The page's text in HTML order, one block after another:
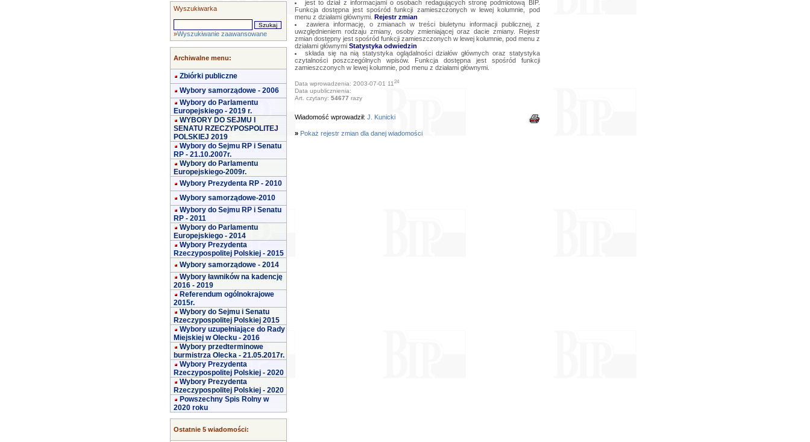
Wyszukiwarka
»Wyszukiwanie zaawansowane
Archiwalne menu:
Zbiórki publiczne
Wybory samorządowe - 2006
Wybory do Parlamentu
Europejskiego - 2019 r.
WYBORY DO SEJMU I
SENATU RZECZYPOSPOLITEJ
POLSKIEJ 2019
Wybory do Sejmu RP i Senatu
RP - 21.10.2007r.
Wybory do Parlamentu
Europejskiego-2009r.
Wybory Prezydenta RP - 2010
Wybory samorządowe-2010
Wybory do Sejmu RP i Senatu
RP - 2011
Wybory do Parlamentu
Europejskiego - 2014
Wybory Prezydenta
Rzeczypospolitej Polskiej - 2015
Wybory samorządowe - 2014
Wybory ławników na kadencję
2016 - 2019
Referendum ogólnokrajowe
2015r.
Wybory do Sejmu i Senatu
Rzeczypospolitej Polskiej 2015
Wybory uzupełniające do Rady
Miejskiej w Olecku - 2016
Wybory przedterminowe
burmistrza Olecka - 21.05.2017r.
Wybory Prezydenta
Rzeczypospolitej Polskiej - 2020
Wybory Prezydenta
Rzeczypospolitej Polskiej - 2020
Powszechny Spis Rolny w
2020 roku
Ostatnie 5 wiadomości:
jest to dział z informacjami o osobach redagujących stronę podmiotową BIP.
Funkcja dostępna jest spośród funkcji zamieszczonych w lewej kolumnie, pod
menu z działami głównymi. Rejestr zmian
zawiera informację, o zmianach w treści biuletynu informacji publicznej, z
uwzględnieniem rodzaju zmiany, osoby zmieniającej oraz dacie zmiany. Rejestr
zmian dostępny jest spośród funkcji zamieszczonych w lewej kolumnie, pod menu z
działami głównymi Statystyka odwiedzin
składa się na nią statystyka oglądalności działów głównych oraz statystyka
czytalności poszczególnych wpisów. Funkcja dostępna jest spośród funkcji
zamieszczonych w lewej kolumnie, pod menu z działami głównymi.
Data wprowadzenia: 2003-07-01 1124
Data upublicznienia:
Art. czytany: 54677 razy
Wiadomość wprowadził: J. Kunicki
» Pokaż rejestr zmian dla danej wiadomości